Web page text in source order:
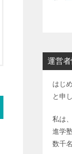
運営者
はじ
と申
私は
進学
数千